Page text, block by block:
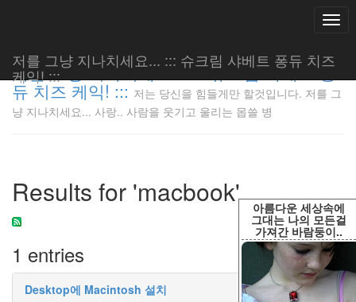
아름다운 세상속에
그대는 나의 모든걸
가져간 바람둥이..
저를 그냥 지나치세요... ::: 슈크림 샤베트 퐁듀 치즈
케익! :::
저를 그냥 지나치세요... ::: 슈크림 샤베트 퐁
듀 치즈 케익! ::: 저는 당신을 힘들게만 할것입니다. 저를 그
냥 지나치세요... 사랑.. 사람을 웃기고 울리는 몹쓸 병
Results for 'macbook'
1 entries
Desktop에 Macintosh 설치
저는 당신
을 힘들게
지나치세
요... 사
랑.. 사람
울리는 몹
쓸 병